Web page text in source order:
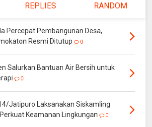
REPLIES RANDOM
Percepat Pembangunan Desa,
Resmi Ditutup
0
Salurkan Bantuan Air Bersih untuk
0
Jatipuro Laksanakan Siskamling
Keamanan Lingkungan
0